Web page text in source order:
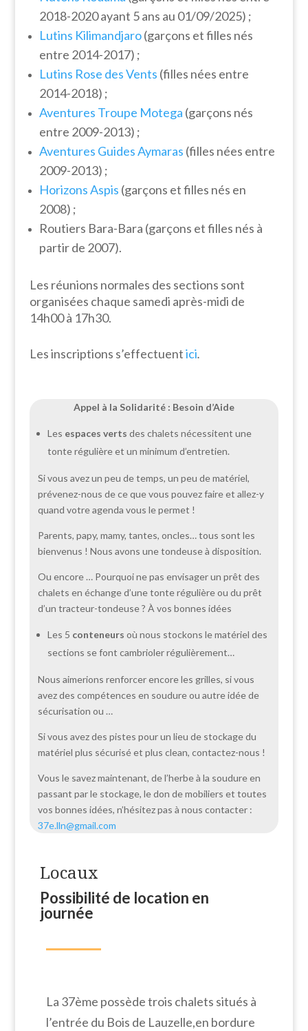
2018-2020 ayant 5 ans au 01/09/2025) ;
Lutins Kilimandjaro(garçons et filles nés
entre 2014-2017) ;
Lutins Rose des Vents (filles nées entre
2014-2018) ;
Aventures Troupe Motega (garçons nés
entre 2009-2013) ;
Aventures Guides Aymaras (filles nées entre
2009-2013) ;
Horizons Aspis (garçons et filles nés en
2008) ;
Routiers Bara-Bara (garçons et filles nés à
partir de 2007).
Les réunions normales des sections sont
organisées chaque samedi après-midi de
14h00 à 17h30.
Les inscriptions s’effectuentici.
Appel à la Solidarité : Besoin d’Aide
Les espaces verts des chalets nécessitent une
tonte régulière et un minimum d’entretien.
Si vous avez un peu de temps, un peu de matériel,
prévenez-nous de ce que vous pouvez faire et allez-y
quand votre agenda vous le permet !
Parents, papy, mamy, tantes, oncles… tous sont les
bienvenus ! Nous avons une tondeuse à disposition.
Ou encore … Pourquoi ne pas envisager un prêt des
chalets en échange d’une tonte régulière ou du prêt
d’un tracteur-tondeuse ? À vos bonnes idées
Les 5 conteneurs où nous stockons le matériel des
sections se font cambrioler régulièrement…
Nous aimerions renforcer encore les grilles, si vous
avez des compétences en soudure ou autre idée de
sécurisation ou …
Si vous avez des pistes pour un lieu de stockage du
matériel plus sécurisé et plus clean, contactez-nous !
Vous le savez maintenant, de l’herbe à la soudure en
passant par le stockage, le don de mobiliers et toutes
vos bonnes idées, n’hésitez pas à nous contacter :
37e.lln@gmail.com
Locaux
Possibilité de location en
journée
La 37ème possède trois chalets situés à
l’entrée du Bois de Lauzelle,en bordure